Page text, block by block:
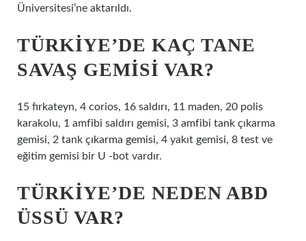
Üniversitesi’ne aktarıldı.
TÜRKIYE’DE KAÇ TANE
SAVAŞ GEMISI VAR?
15 fırkateyn, 4 corios, 16 saldırı, 11 maden, 20 polis
karakolu, 1 amfibi saldırı gemisi, 3 amfibi tank çıkarma
gemisi, 2 tank çıkarma gemisi, 4 yakıt gemisi, 8 test ve
eğitim gemisi bir U -bot vardır.
TÜRKIYE’DE NEDEN ABD
ÜSSÜ VAR?